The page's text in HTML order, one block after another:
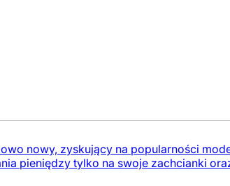
nowy, zyskujący na popularności
pieniędzy tylko na swoje zachcianki